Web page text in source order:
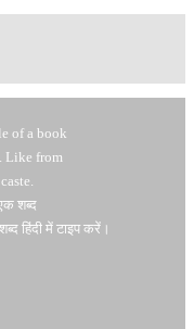
of a book
Like from
शब्द
हिंदी में टाइप करें।